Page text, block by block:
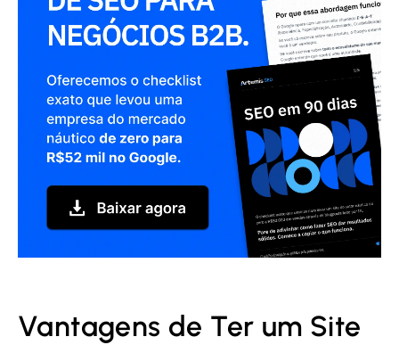
Vantagens de Ter um Site